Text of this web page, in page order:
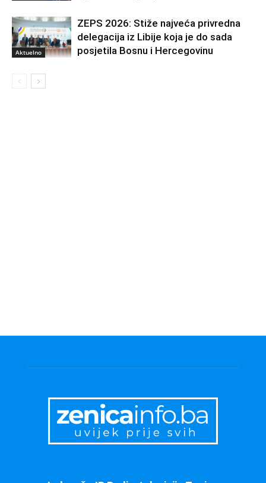
Aktuelno
ZEPS 2026: Stiže najveća privredna
delegacija iz Libije koja je do sada
posjetila Bosnu i Hercegovinu